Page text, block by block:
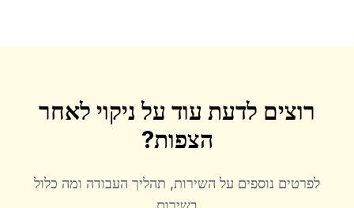
רוצים לדעת עוד על ניקוי לאחר
הצפות?
לפרטים נוספים על השירות, תהליך העבודה ומה כלול